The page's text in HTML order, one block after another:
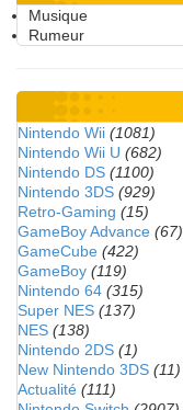
Musique
Rumeur
Nintendo Wii (1081)
Nintendo Wii U (682)
Nintendo DS (1100)
Nintendo 3DS (929)
Retro-Gaming (15)
GameBoy Advance (67)
GameCube (422)
GameBoy (119)
Nintendo 64 (315)
Super NES (137)
NES (138)
Nintendo 2DS (1)
New Nintendo 3DS (11)
Actualité (111)